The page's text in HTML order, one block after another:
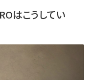
はこうしてい